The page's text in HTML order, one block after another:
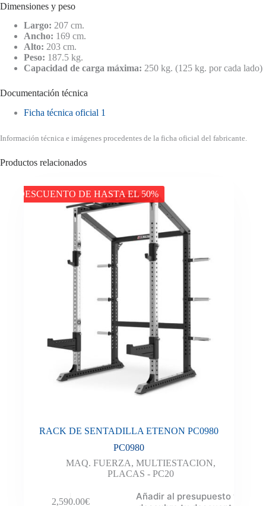
Dimensiones y peso
Largo: 207 cm.
Ancho: 169 cm.
Alto: 203 cm.
Peso: 187.5 kg.
Capacidad de carga máxima: 250 kg. (125 kg. por cada lado)
Documentación técnica
Ficha técnica oficial 1
Información técnica e imágenes procedentes de la ficha oficial del fabricante.
Productos relacionados
DESCUENTO DE HASTA EL 50%
RACK DE SENTADILLA ETENON PC0980
PC0980
MAQ. FUERZA,MULTIESTACION,
PLACAS - PC20
2,590.00€
Añadir al presupuesto y